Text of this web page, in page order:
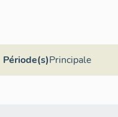
Période(s)Principale